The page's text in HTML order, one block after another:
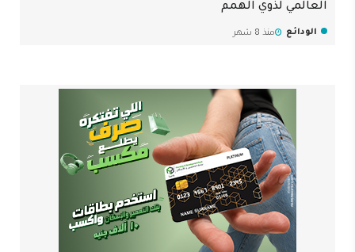
العالمي لذوي الهمم
الودائع منذ 8 شهر